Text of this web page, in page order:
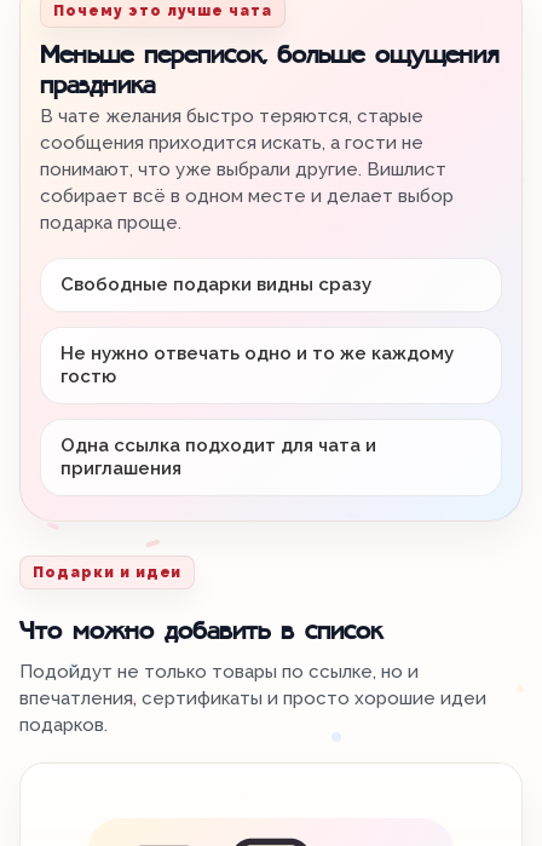
Почему это лучше чата
Меньше переписок, больше ощущения
праздника
В чате желания быстро теряются, старые
сообщения приходится искать, а гости не
понимают, что уже выбрали другие. Вишлист
собирает всё в одном месте и делает выбор
подарка проще.
Свободные подарки видны сразу
Не нужно отвечать одно и то же каждому
гостю
Одна ссылка подходит для чата и
приглашения
Подарки и идеи
Что можно добавить в список
Подойдут не только товары по ссылке, но и
впечатления, сертификаты и просто хорошие идеи
подарков.